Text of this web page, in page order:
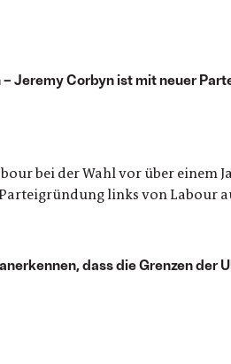
Jeremy Corbyn ist mit neuer
bei der Wahl vor über einem
links von Labour
dass die Grenzen der